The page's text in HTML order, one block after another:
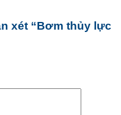
xét “Bơm thủy lực